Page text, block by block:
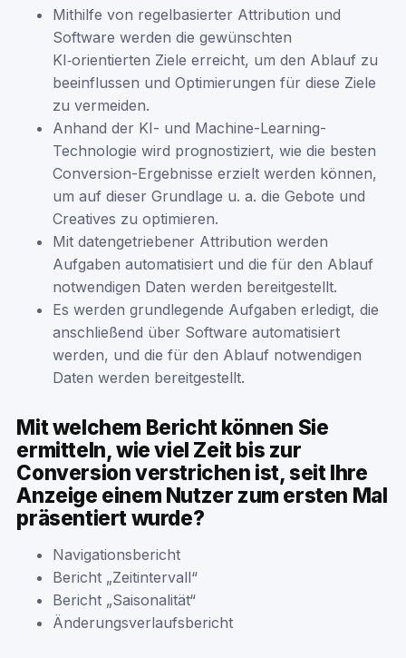
Mithilfe von regelbasierter Attribution und
Software werden die gewünschten
KI‑orientierten Ziele erreicht, um den Ablauf zu
beeinflussen und Optimierungen für diese Ziele
zu vermeiden.
Anhand der KI- und Machine-Learning-
Technologie wird prognostiziert, wie die besten
Conversion-Ergebnisse erzielt werden können,
um auf dieser Grundlage u. a. die Gebote und
Creatives zu optimieren.
Mit datengetriebener Attribution werden
Aufgaben automatisiert und die für den Ablauf
notwendigen Daten werden bereitgestellt.
Es werden grundlegende Aufgaben erledigt, die
anschließend über Software automatisiert
werden, und die für den Ablauf notwendigen
Daten werden bereitgestellt.
Mit welchem Bericht können Sie
ermitteln, wie viel Zeit bis zur
Conversion verstrichen ist, seit Ihre
Anzeige einem Nutzer zum ersten Mal
präsentiert wurde?
Navigationsbericht
Bericht „Zeitintervall“
Bericht „Saisonalität“
Änderungsverlaufsbericht